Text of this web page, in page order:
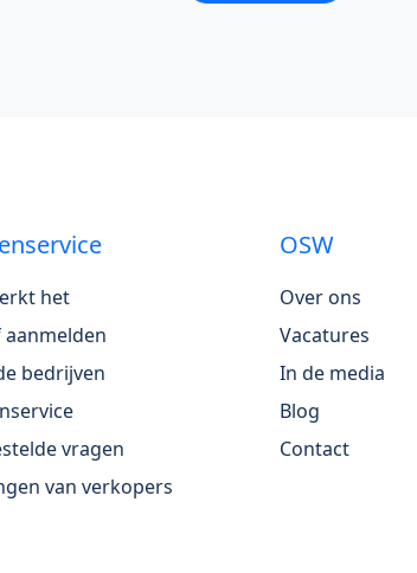
het
bedrijven
vragen
van verkopers
OSW
Over ons
Vacatures
In de media
Blog
Contact